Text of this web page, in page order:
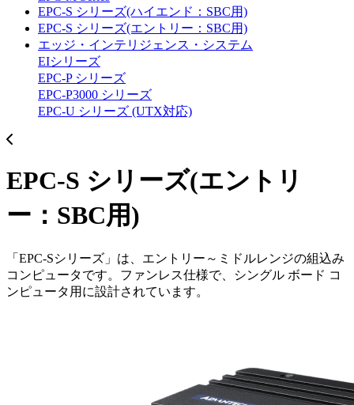
EPC-S シリーズ(ハイエンド：SBC用)
EPC-S シリーズ(エントリー：SBC用)
エッジ・インテリジェンス・システム
EIシリーズ
EPC-P シリーズ
EPC-P3000 シリーズ
EPC-U シリーズ (UTX対応)
EPC-S シリーズ(エントリ
ー：SBC用)
「EPC-Sシリーズ」は、エントリー～ミドルレンジの組込み
コンピュータです。ファンレス仕様で、シングル ボード コ
ンピュータ用に設計されています。